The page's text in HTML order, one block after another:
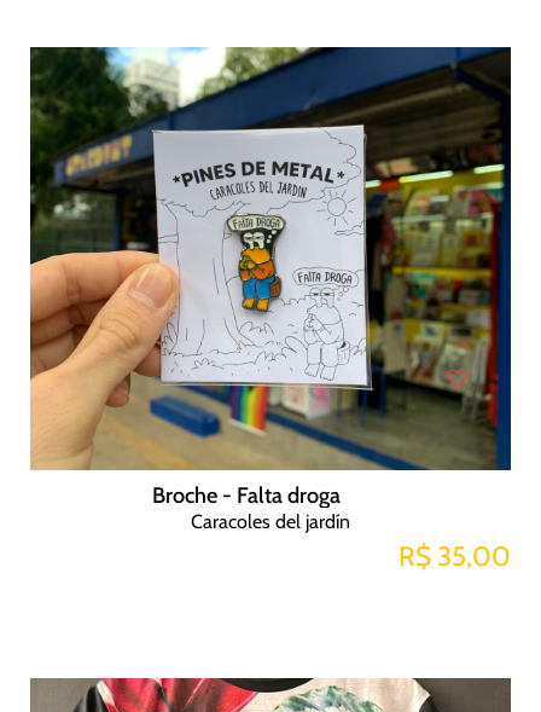
Broche - Falta droga
Caracoles del jardín
R$ 35,00